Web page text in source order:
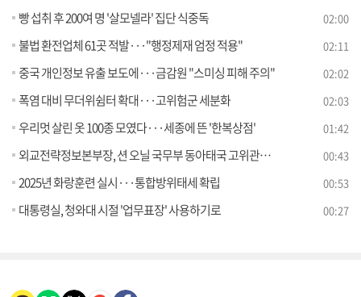
빵 섭취 후 200여 명 '살모넬라' 집단 식중독 02:00
불법 환전업체 61곳 적발···"행정제재 엄정 적용" 02:11
중국 개인정보 유출 보도에···금감원 "스미싱 피해 주의" 02:02
폭염 대비 무더위쉼터 확대···고위험군 세분화 02:03
우리멋 살린 옷 100종 모였다···세종에 뜬 '한복상점' 01:42
외교전략정보본부장, 션 오닐 국무부 동아태국 고위관리 접견 00:43
2025년 화랑훈련 실시···통합방위태세 확립 00:53
대통령실, 청와대 시절 '업무표장' 사용하기로 00:27